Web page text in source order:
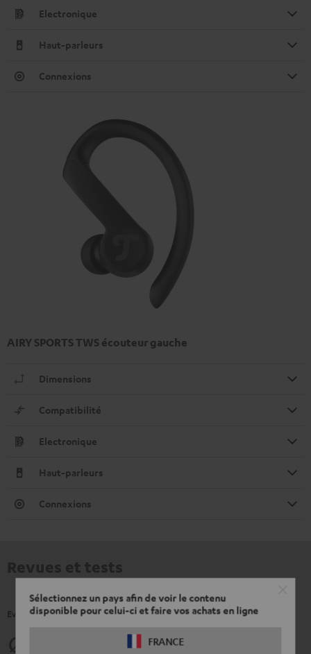
Sélectionnez un pays afin de voir le contenu
disponible pour celui-ci et faire vos achats en ligne
FRANCE
Electronique
Haut-parleurs
Connexions
AIRY SPORTS TWS écouteur gauche
Dimensions
Compatibilité
Electronique
Haut-parleurs
Connexions
Evaluations de nos client(e)s pour ce produit.